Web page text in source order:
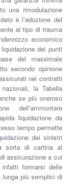
una rimodulazione
è l’adozione del
al tipo di trauma
economico
dei punti
del massimale
secondo opinione
nei contratti
la Tabella
se più oneroso
dell’ammontare
liquidazione da
tempo permette
dei sinistri
sorta di cartina al
assicurazione a cui
formarsi delle
lunga più semplici di